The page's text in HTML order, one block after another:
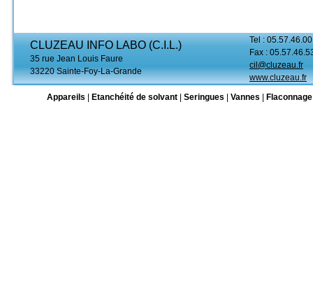
CLUZEAU INFO LABO (C.I.L.)
35 rue Jean Louis Faure
33220 Sainte-Foy-La-Grande
Tel :
Fax :
cil@cluzeau.fr
www.cluzeau.fr
Appareils
Etanchéité de solvant Seringues Vannes Flaconnage